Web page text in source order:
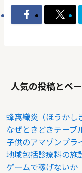
人気の投稿とペ
蜂窩織炎（ほうかし
なぜときどきテーブ
子供のアマゾンプ
地域包括診療料の施
ゲームで稼げないか